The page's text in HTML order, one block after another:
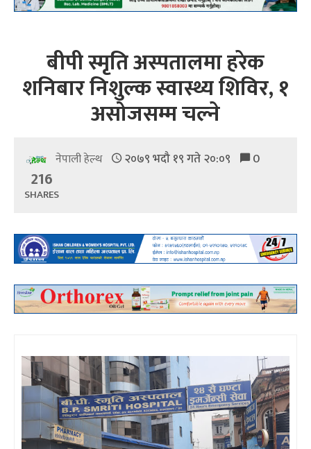
बीपी स्मृति अस्पतालमा हरेक
शनिबार निशुल्क स्वास्थ्य शिविर, १
असोजसम्म चल्ने
नेपाली हेल्थ २०७९ भदौ १९ गते २०:०९ 0
216
SHARES